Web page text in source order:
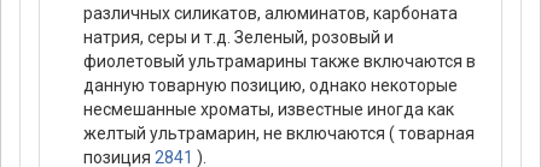
различных силикатов, алюминатов, карбоната
натрия, серы и т.д. Зеленый, розовый и
фиолетовый ультрамарины также включаются в
данную товарную позицию, однако некоторые
несмешанные хроматы, известные иногда как
желтый ультрамарин, не включаются ( товарная
позиция 2841 ).